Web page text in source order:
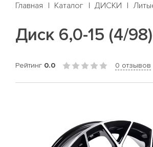
Главная Каталог ДИСКИ
Диск 6,0-15 (4/
Рейтинг 0.0 0 отзывов